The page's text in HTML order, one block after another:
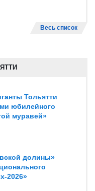
Весь список
Тольятти
юбилейного
муравей»
долины»
2026»